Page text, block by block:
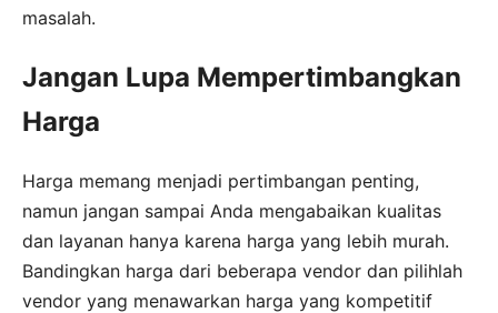
masalah.
Jangan Lupa Mempertimbangkan
Harga
Harga memang menjadi pertimbangan penting,
namun jangan sampai Anda mengabaikan kualitas
dan layanan hanya karena harga yang lebih murah.
Bandingkan harga dari beberapa vendor dan pilihlah
vendor yang menawarkan harga yang kompetitif